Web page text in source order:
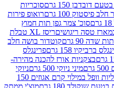
סוכריות
רואופ פירות
צמר גפן תות חמוץ
ריסז XL טבלת
קוטדור בושה חלב
פרינגלס
אורז להכנה מהירה-
ניוקי 500 גרם
ניוקי
גליליות וופל במילוי קרם אגוזים 150
גרם
מוצ'י ממתק